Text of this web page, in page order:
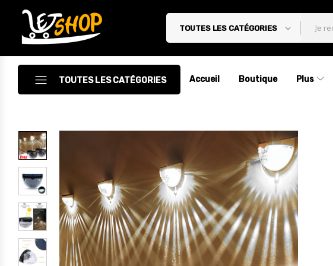
Letshop.dz
TOUTES LES CATÉGORIES
TOUTES LES CATÉGORIES
Accessoires
Accessoires Auto/Moto
Accessoires PC
Camping & Randonnée
Cuisine
Décoration
Electroménager
Accueil Boutique Plus